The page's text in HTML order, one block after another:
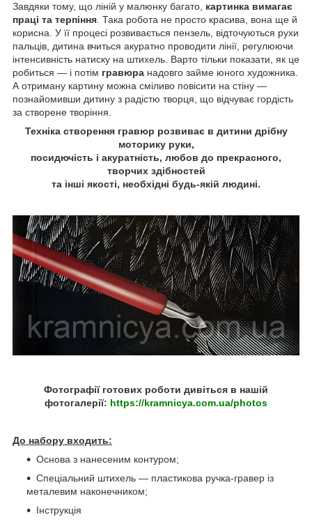
Завдяки тому, що ліній у малюнку багато, картинка вимагає
праці та терпіння. Така робота не просто красива, вона ще й
корисна. У її процесі розвивається пензель, відточуються рухи
пальців, дитина вчиться акуратно проводити лінії, регулюючи
інтенсивність натиску на штихель. Варто тільки показати, як це
робиться — і потім гравюра надовго займе юного художника.
А отриману картину можна сміливо повісити на стіну —
познайомивши дитину з радістю творця, що відчуває гордість
за створене творіння.
Техніка створення гравюр розвиває в дитини дрібну
моторику руки,
посидючість і акуратність, любов до прекрасного,
творчих здібностей
та інші якості, необхідні будь-якій людині.
Фотографії готових роботи дивіться в нашій
фотогалерії: https://kramnicya.com.ua/photos
До набору входить:
Основа з нанесеним контуром;
Спеціальний штихель — пластикова ручка-гравер із
металевим наконечником;
Інструкція